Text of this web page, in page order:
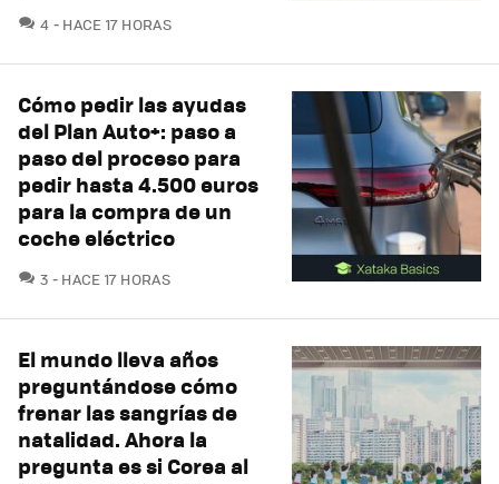
4 COMENTARIOS
HACE 17 HORAS
Cómo pedir las ayudas
del Plan Auto+: paso a
paso del proceso para
pedir hasta 4.500 euros
para la compra de un
coche eléctrico
3 COMENTARIOS
HACE 17 HORAS
El mundo lleva años
preguntándose cómo
frenar las sangrías de
natalidad. Ahora la
pregunta es si Corea al